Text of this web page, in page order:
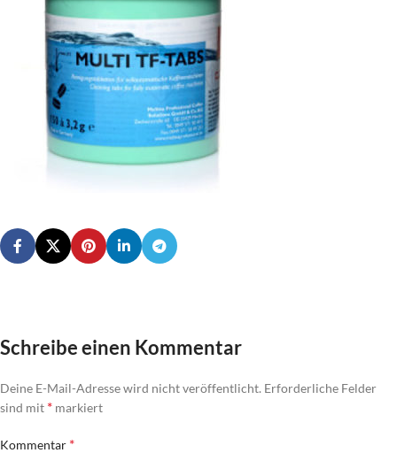
Schreibe einen Kommentar
Deine E-Mail-Adresse wird nicht veröffentlicht. Erforderliche Felder
sind mit * markiert
Kommentar *